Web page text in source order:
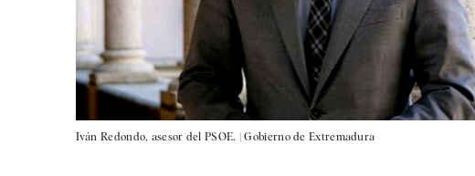
Iván Redondo, asesor del PSOE. |Gobierno de Extremadura